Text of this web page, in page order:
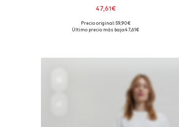
47,61€
Tallas disponibles: XS, S, M, L, XL, XXL
Precio original: 59,90€
Último precio más bajo:47,61€